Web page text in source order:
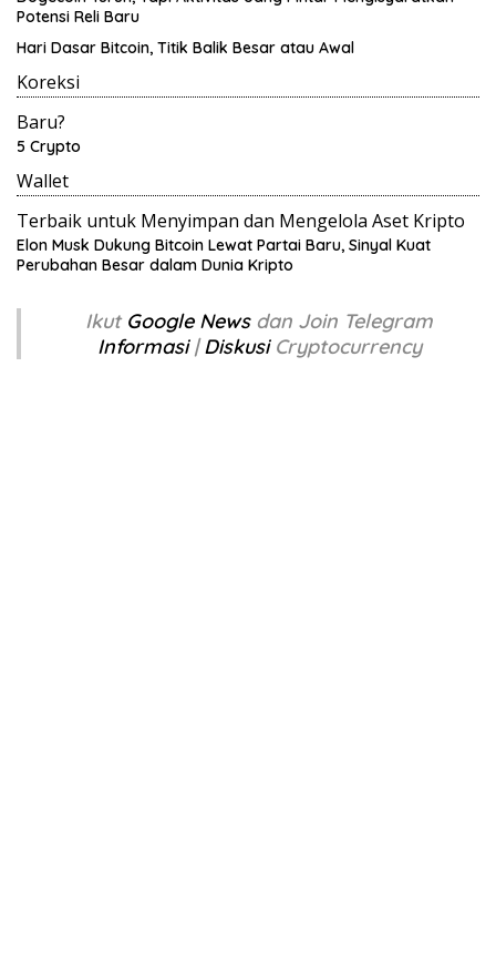
Potensi Reli Baru
Hari Dasar Bitcoin, Titik Balik Besar atau Awal
Koreksi
Baru?
5 Crypto
Wallet
Terbaik untuk Menyimpan dan Mengelola Aset Kripto
Elon Musk Dukung Bitcoin Lewat Partai Baru, Sinyal Kuat
Perubahan Besar dalam Dunia Kripto
Ikut Google News dan Join Telegram
Informasi|DiskusiCryptocurrency